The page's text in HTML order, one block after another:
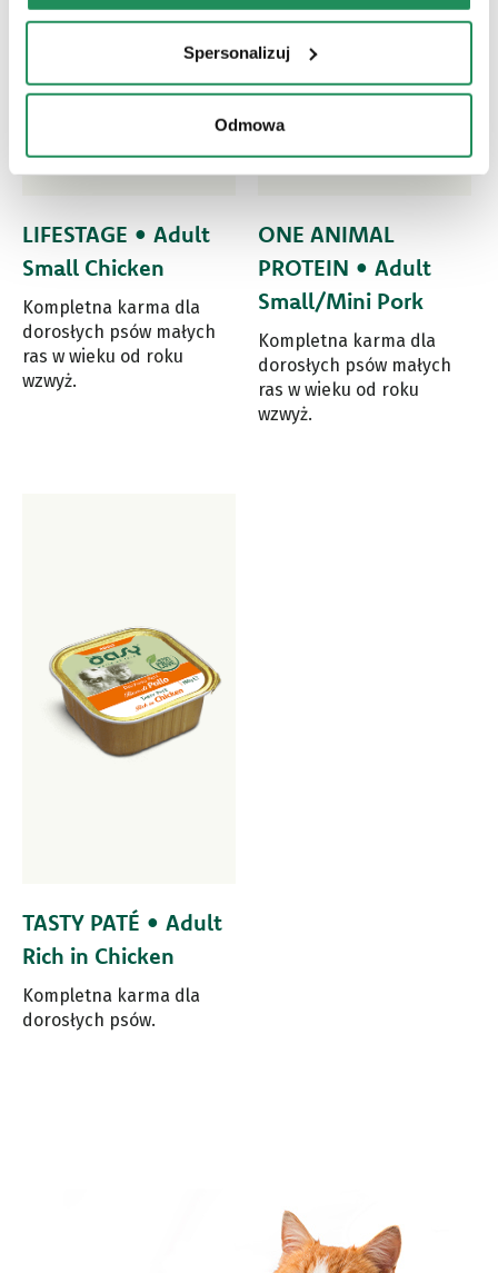
Spersonalizuj
Odmowa
LIFESTAGE • Adult
Small Chicken
Kompletna karma dla
dorosłych psów małych
ras w wieku od roku
wzwyż.
ONE ANIMAL
PROTEIN • Adult
Small/Mini Pork
Kompletna karma dla
dorosłych psów małych
ras w wieku od roku
wzwyż.
TASTY PATÉ • Adult
Rich in Chicken
Kompletna karma dla
dorosłych psów.